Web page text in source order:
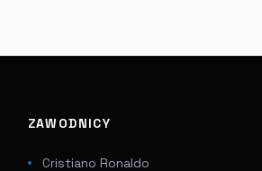
ZAWODNICY
Cristiano Ronaldo